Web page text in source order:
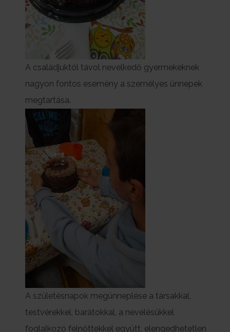
A családjuktól távol nevelkedő gyermekeknek
nagyon fontos esemény a személyes ünnepek
megtartása.
A születésnapok megünneplése a társakkal,
testvérekkel, barátokkal, a nevelésükkel
foglalkozó felnőttekkel együtt, elengedhetetlen